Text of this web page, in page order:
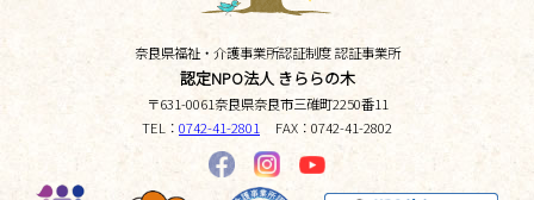
奈良県福祉・介護事業所認証制度 認証事業所
認定NPO法人 きららの木
〒631-0061奈良県奈良市三碓町2250番11
TEL： 0742-41-2801 FAX： 0742-41-2802